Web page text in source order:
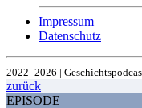
Impressum
Datenschutz
2022–2026 |
zurück
EPISODE